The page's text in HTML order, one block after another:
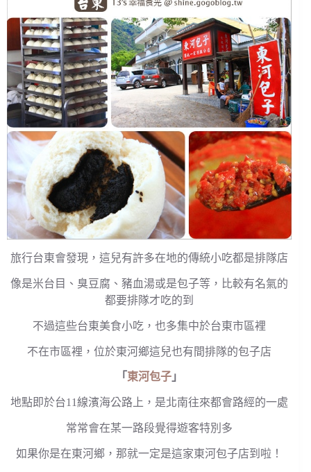
旅行台東會發現，這兒有許多在地的傳統小吃都是排隊店
像是米台目、臭豆腐、豬血湯或是包子等，比較有名氣的
都要排隊才吃的到
不過這些台東美食小吃，也多集中於台東市區裡
不在市區裡，位於東河鄉這兒也有間排隊的包子店
「 東河包子 」
地點即於台11線濱海公路上，是北南往來都會路經的一處
常常會在某一路段覺得遊客特別多
如果你是在東河鄉，那就一定是這家東河包子店到啦！